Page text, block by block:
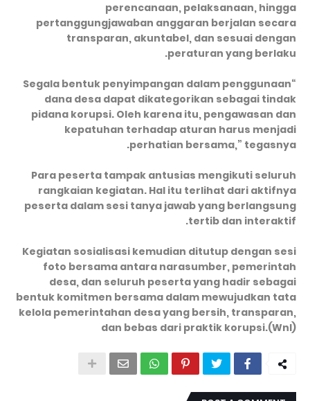
perencanaan, pelaksanaan, hingga
pertanggungjawaban anggaran berjalan secara
transparan, akuntabel, dan sesuai dengan
peraturan yang berlaku.
“Segala bentuk penyimpangan dalam penggunaan
dana desa dapat dikategorikan sebagai tindak
pidana korupsi. Oleh karena itu, pengawasan dan
kepatuhan terhadap aturan harus menjadi
perhatian bersama,” tegasnya.
Para peserta tampak antusias mengikuti seluruh
rangkaian kegiatan. Hal itu terlihat dari aktifnya
peserta dalam sesi tanya jawab yang berlangsung
tertib dan interaktif.
Kegiatan sosialisasi kemudian ditutup dengan sesi
foto bersama antara narasumber, pemerintah
desa, dan seluruh peserta yang hadir sebagai
bentuk komitmen bersama dalam mewujudkan tata
kelola pemerintahan desa yang bersih, transparan,
dan bebas dari praktik korupsi.(Wnl)